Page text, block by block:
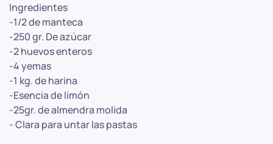
Ingredientes
-1/2 de manteca
-250 gr. De azúcar
-2 huevos enteros
-4 yemas
-1 kg. de harina
-Esencia de limón
-25gr. de almendra molida
- Clara para untar las pastas